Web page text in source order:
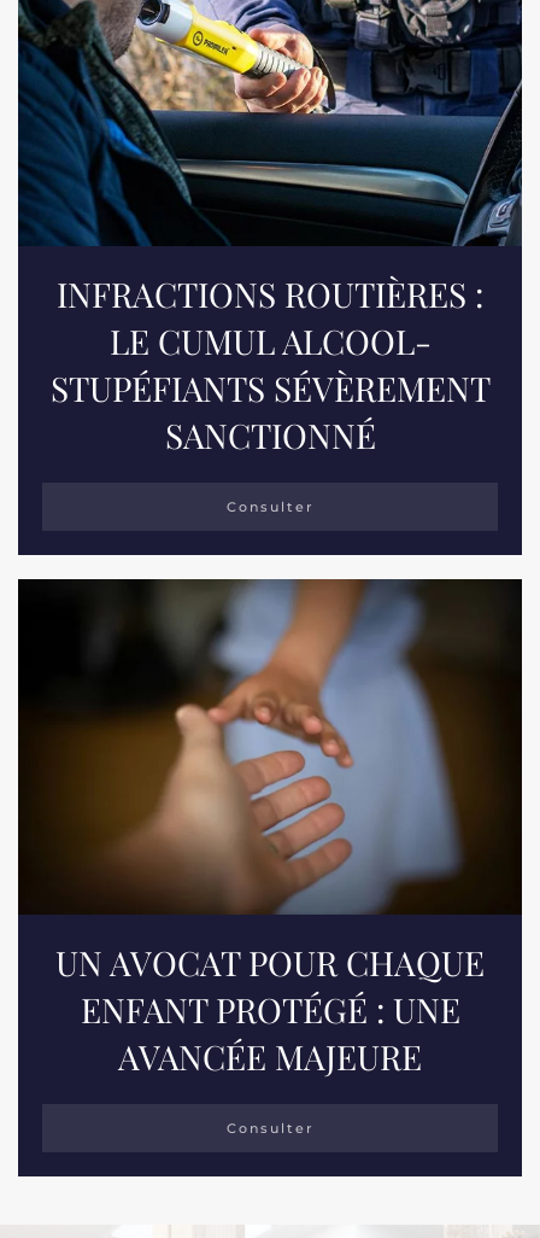
INFRACTIONS ROUTIÈRES :
LE CUMUL ALCOOL-
STUPÉFIANTS SÉVÈREMENT
SANCTIONNÉ
Consulter
UN AVOCAT POUR CHAQUE
ENFANT PROTÉGÉ : UNE
AVANCÉE MAJEURE
Consulter